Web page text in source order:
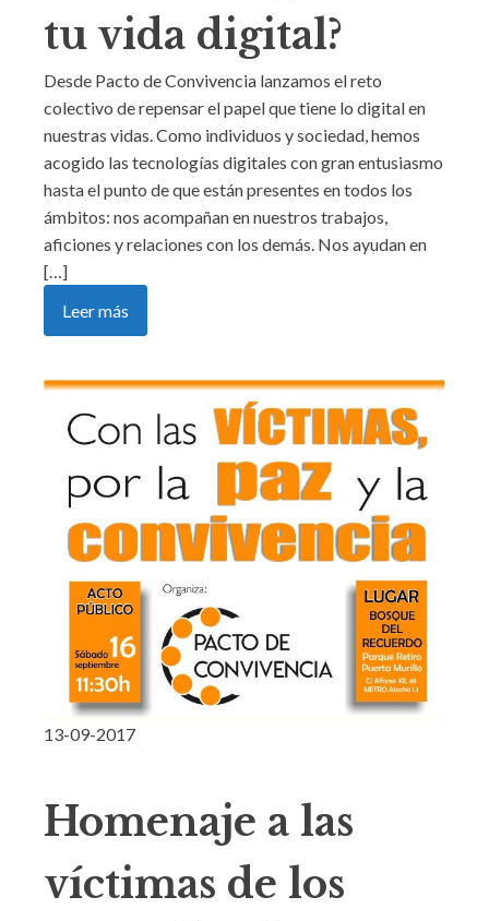
tu vida digital?
Desde Pacto de Convivencia lanzamos el reto
colectivo de repensar el papel que tiene lo digital en
nuestras vidas. Como individuos y sociedad, hemos
acogido las tecnologías digitales con gran entusiasmo
hasta el punto de que están presentes en todos los
ámbitos: nos acompañan en nuestros trabajos,
aficiones y relaciones con los demás. Nos ayudan en
[…]
Leer más
13-09-2017
Homenaje a las
víctimas de los